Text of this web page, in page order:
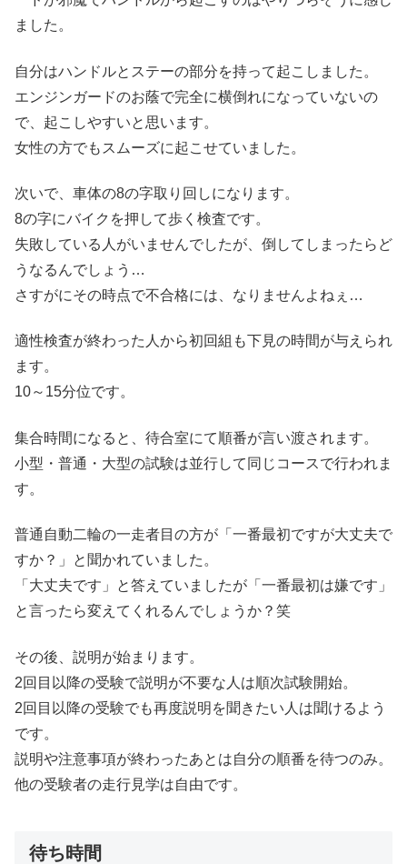
ました。
自分はハンドルとステーの部分を持って起こしました。
エンジンガードのお蔭で完全に横倒れになっていないの
で、起こしやすいと思います。
女性の方でもスムーズに起こせていました。
次いで、車体の8の字取り回しになります。
8の字にバイクを押して歩く検査です。
失敗している人がいませんでしたが、倒してしまったらど
うなるんでしょう…
さすがにその時点で不合格には、なりませんよねぇ…
適性検査が終わった人から初回組も下見の時間が与えられ
ます。
10～15分位です。
集合時間になると、待合室にて順番が言い渡されます。
小型・普通・大型の試験は並行して同じコースで行われま
す。
普通自動二輪の一走者目の方が「一番最初ですが大丈夫で
すか？」と聞かれていました。
「大丈夫です」と答えていましたが「一番最初は嫌です」
と言ったら変えてくれるんでしょうか？笑
その後、説明が始まります。
2回目以降の受験で説明が不要な人は順次試験開始。
2回目以降の受験でも再度説明を聞きたい人は聞けるよう
です。
説明や注意事項が終わったあとは自分の順番を待つのみ。
他の受験者の走行見学は自由です。
待ち時間